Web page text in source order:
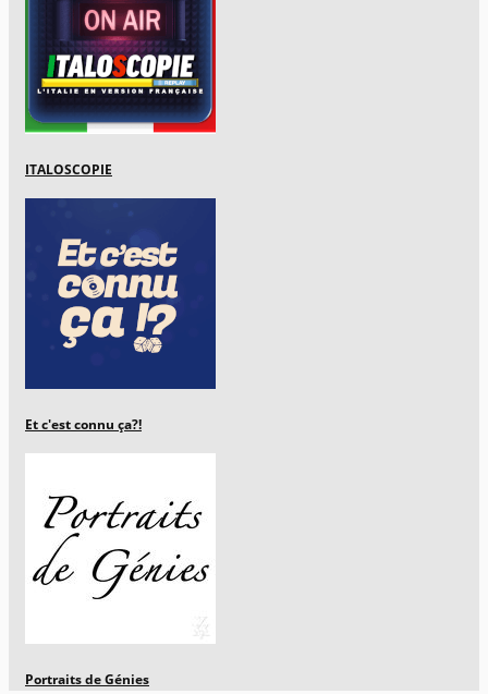
ITALOSCOPIE
Et c'est connu ça?!
Portraits de Génies